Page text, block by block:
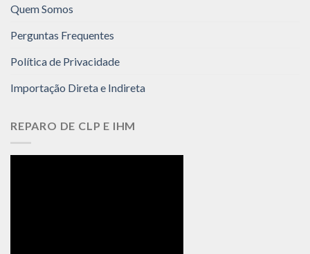
Quem Somos
Perguntas Frequentes
Política de Privacidade
Importação Direta e Indireta
REPARO DE CLP E IHM